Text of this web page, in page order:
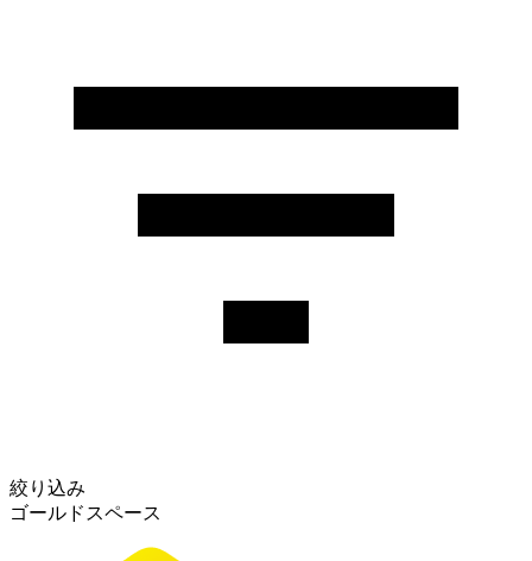
絞り込み
ゴールドスペース